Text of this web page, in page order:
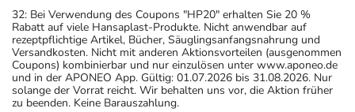
32: Bei Verwendung des Coupons "HP20" erhalten Sie 20 %
Rabatt auf viele Hansaplast-Produkte. Nicht anwendbar auf
rezeptpflichtige Artikel, Bücher, Säuglingsanfangsnahrung und
Versandkosten. Nicht mit anderen Aktionsvorteilen (ausgenommen
Coupons) kombinierbar und nur einzulösen unter www.aponeo.de
und in der APONEO App. Gültig: 01.07.2026 bis 31.08.2026. Nur
solange der Vorrat reicht. Wir behalten uns vor, die Aktion früher
zu beenden. Keine Barauszahlung.